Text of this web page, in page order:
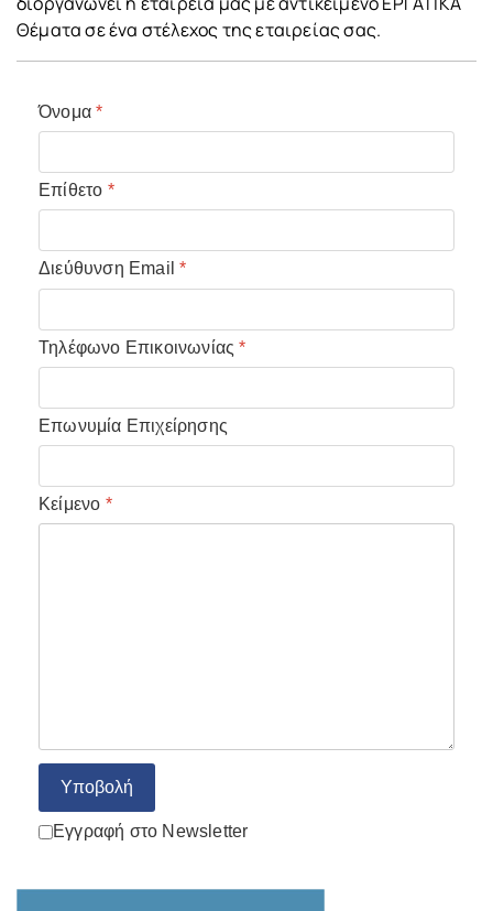
Θέματα σε ένα στέλεχος της εταιρείας σας.
Όνομα*
Επίθετο *
Διεύθυνση Email*
Τηλέφωνο Επικοινωνίας*
Επωνυμία Επιχείρησης
Κείμενο *
Turnstile*
Υποβολή
Eγγραφή στο Newsletter